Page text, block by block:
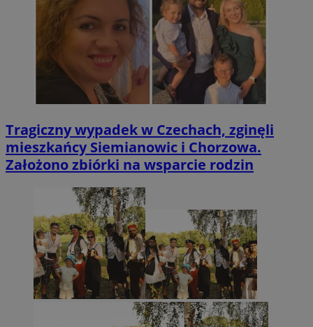
Tragiczny wypadek w Czechach, zginęli
mieszkańcy Siemianowic i Chorzowa.
Założono zbiórki na wsparcie rodzin